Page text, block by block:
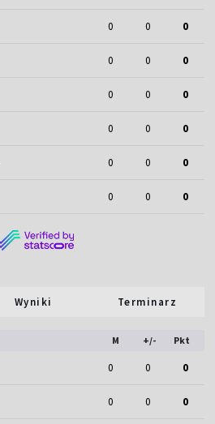
0 0 0
0 0 0
0 0 0
0 0 0
0 0 0
0 0 0
Wyniki Terminarz
M +/- Pkt
0 0 0
0 0 0